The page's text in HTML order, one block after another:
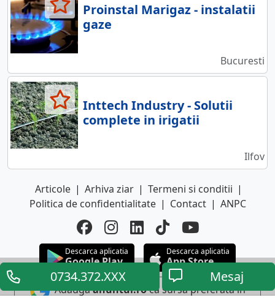
0734.372.XXX Mesaj
Proinstal Marigaz - instalatii
gaze
Bucuresti
Inttech Industry - Solutii
complete in irigatii
Ilfov
Articole | Arhiva ziar | Termeni si conditii |
Politica de confidentialitate | Contact | ANPC
Descarca aplicatia
Google Play
Descarca aplicatia
App Store
Adaugaanuntul.roca sursa preferata in